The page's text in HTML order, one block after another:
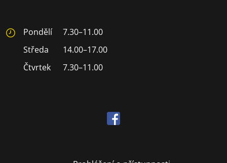
Pondělí
7.30–11.00
Středa
14.00–17.00
Čtvrtek
7.30–11.00